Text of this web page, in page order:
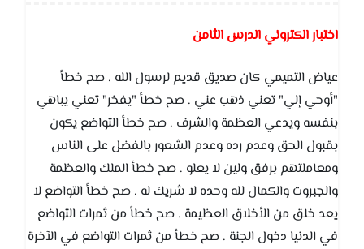
اختبار الكتروني الدرس الثامن
عياض التميمي كان صديق قديم لرسول الله . صح خطأ
"أوحي إلي" تعني ذهب عني . صح خطأ "يفخر" تعني يباهي
بنفسه ويدعي العظمة والشرف . صح خطأ التواضع يكون
بقبول الحق وعدم رده وعدم الشعور بالفضل على الناس
ومعاملتهم برفق ولين لا يعلو . صح خطأ الملك والعظمة
والجبروت والكمال لله وحده لا شريك له . صح خطأ التواضع لا
يعد خلق من الأخلاق العظيمة . صح خطأ من ثمرات التواضع
في الدنيا دخول الجنة . صح خطأ من ثمرات التواضع في الآخرة